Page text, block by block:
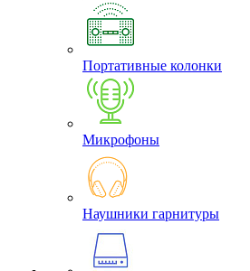
Портативные колонки
Микрофоны
Наушники гарнитуры